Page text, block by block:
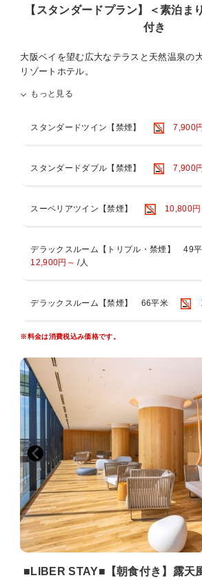
【スタンダードプラン】＜素泊ま
付き
大阪ベイを望む広大なテラスと天然温泉の
リゾートホテル。
シティ駅まで1駅1分で、大阪市中心部への
お楽しみください♪
≪リバーサイドスパ≫
お部屋には便利なスパバッグもご用意。客
入浴後は木のぬくもりが感じられる開放的
ください。
※営業時間は変動する場合がございます。
だいております。
※タトゥーのあるお客様はスパのご利用を
ます。
≪ご注意点≫
■全室禁煙です。館内1階・3階に喫煙スペ
■添い寝は有料人数1名様につき、お子様1
までとなります。
■お部屋にございますナイトウェア・スリ
のみご入場可能です。
その他施設は、ご入場・ご来店をお断り
■ご宿泊料金は現地決済の場合、チェック
ます。
■大阪府条例により、1人1泊あたり宿泊税
頂戴いたします。
途頂戴いたします。
もっと見る
スタンダードツイン【禁煙】 7,900
スタンダードダブル【禁煙】 7,900
スーペリアツイン【禁煙】 10,800円
デラックスルーム【トリプル・禁煙】 49
12,900円～ /人
デラックスルーム【禁煙】 66平米
※料金は消費税込み価格です。
■LIBER STAY■【朝食付き】露天